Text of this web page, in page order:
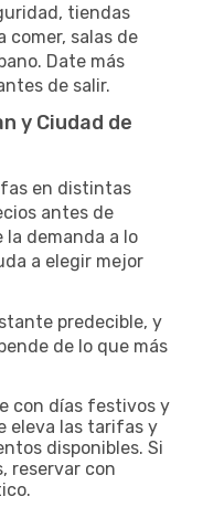
tiendas
comer, salas de
Date más
de salir.
y Ciudad de
en distintas
antes de
la demanda a lo
a elegir mejor
predecible, y
de lo que más
con días festivos y
eleva las tarifas y
disponibles. Si
reservar con